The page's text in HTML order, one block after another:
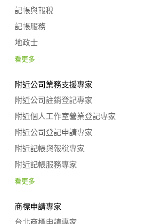
記帳與報稅
記帳服務
地政士
看更多
附近公司業務支援專家
附近公司註銷登記專家
附近個人工作室營業登記專家
附近公司登記申請專家
附近記帳與報稅專家
附近記帳服務專家
看更多
商標申請專家